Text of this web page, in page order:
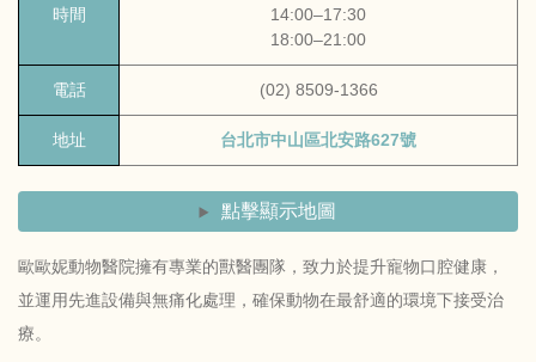
時間
14:00–17:30
18:00–21:00
電話 (02) 8509-1366
地址 台北市中山區北安路627號
點擊顯示地圖
歐歐妮動物醫院擁有專業的獸醫團隊，致力於提升寵物口腔健康，
並運用先進設備與無痛化處理，確保動物在最舒適的環境下接受治
療。